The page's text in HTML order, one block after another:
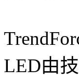
LED由